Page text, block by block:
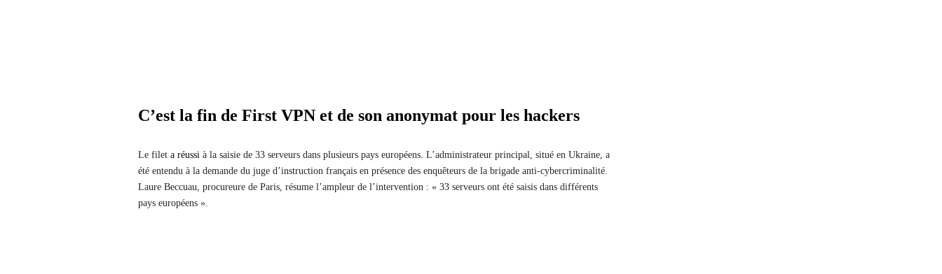
C’est la fin de First VPN et de son anonymat pour les hackers
Le filet a réussi à la saisie de 33 serveurs dans plusieurs pays européens. L’administrateur principal, situé en Ukraine, a
été entendu à la demande du juge d’instruction français en présence des enquêteurs de la brigade anti-cybercriminalité.
Laure Beccuau, procureure de Paris, résume l’ampleur de l’intervention : « 33 serveurs ont été saisis dans différents
pays européens ».